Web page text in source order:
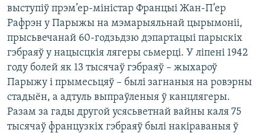
КУЛЬТУРА
КАЛЯНДАР
МОВА
НА ХВАЛЯХ СВАБОДЫ
выступiў прэм’ер-мiнiстар Францыi Жан-П’ер
Рафрэн у Парыжы на мэмарыяльнай цырымонii,
прысьвечанай 60-годзьдзю дэпартацыi парыскiх
гэбраяў у нацысцкiя лягеры сьмерцi. У лiпенi 1942
году болей як 13 тысячаў гэбраяў – жыхароў
Парыжу i прымесьцяў – былi загнаныя на ровэрны
стадыён, а адтуль выпраўленыя ў канцлягеры.
Разам за гады другой усясьветнай вайны каля 75
тысячаў французкiх гэбраяў былi накiраваныя ў